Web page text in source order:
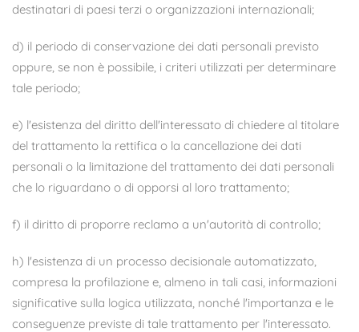
destinatari di paesi terzi o organizzazioni internazionali;
d) il periodo di conservazione dei dati personali previsto
oppure, se non è possibile, i criteri utilizzati per determinare
tale periodo;
e) l'esistenza del diritto dell'interessato di chiedere al titolare
del trattamento la rettifica o la cancellazione dei dati
personali o la limitazione del trattamento dei dati personali
che lo riguardano o di opporsi al loro trattamento;
f) il diritto di proporre reclamo a un'autorità di controllo;
h) l'esistenza di un processo decisionale automatizzato,
compresa la profilazione e, almeno in tali casi, informazioni
significative sulla logica utilizzata, nonché l'importanza e le
conseguenze previste di tale trattamento per l'interessato.